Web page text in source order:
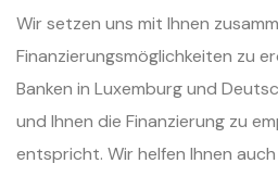
Wir setzen uns mit Ihnen
Finanzierungsmöglichkeiten zu
Banken in Luxemburg und
und Ihnen die Finanzierung zu
entspricht. Wir helfen Ihnen